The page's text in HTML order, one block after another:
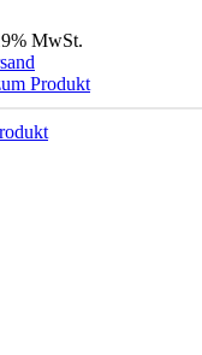
MwSt.
Produkt